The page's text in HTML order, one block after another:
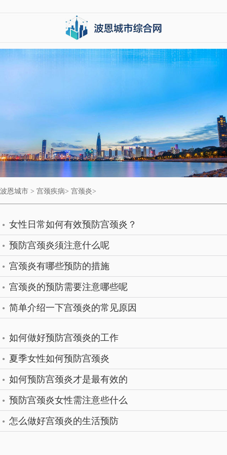
波恩城市 > 宫颈疾病> 宫颈炎>
女性日常如何有效预防宫颈炎？
预防宫颈炎须注意什么呢
宫颈炎有哪些预防的措施
宫颈炎的预防需要注意哪些呢
简单介绍一下宫颈炎的常见原因
如何做好预防宫颈炎的工作
夏季女性如何预防宫颈炎
如何预防宫颈炎才是最有效的
预防宫颈炎女性需注意些什么
怎么做好宫颈炎的生活预防